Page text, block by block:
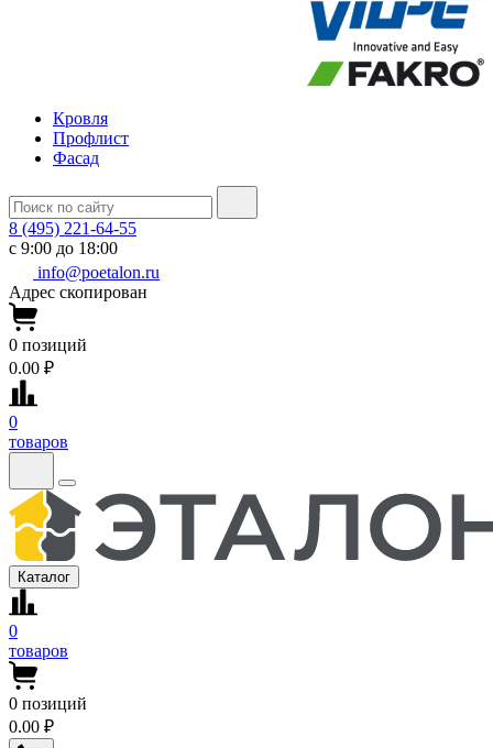
Кровля
Профлист
Фасад
8 (495) 221-64-55
с 9:00 до 18:00
info@poetalon.ru
Адрес скопирован
0 позиций
0.00 ₽
0
товаров
Каталог
0
товаров
0 позиций
0.00 ₽